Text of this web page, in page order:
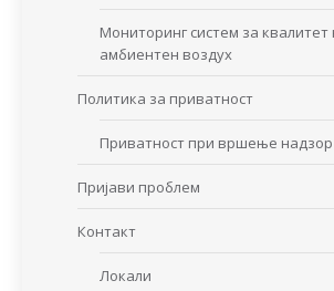
Мониторинг систем за квалитет
амбиентен воздух
Политика за приватност
Приватност при вршење надзор
Пријави проблем
Контакт
Локали